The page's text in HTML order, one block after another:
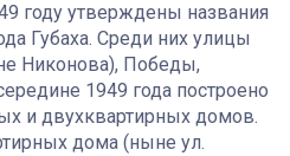
году утверждены названия
Губаха. Среди них улицы
Никонова), Победы,
1949 года построено
и двухквартирных домов.
дома (ныне ул.